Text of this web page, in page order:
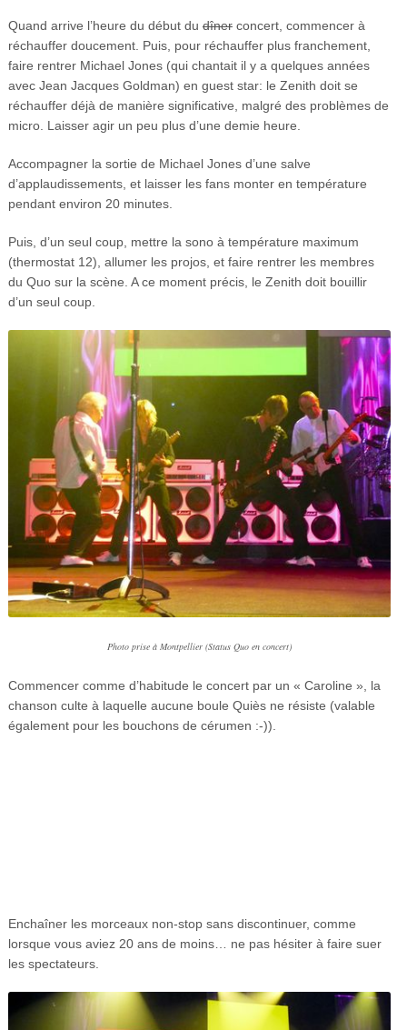
Quand arrive l’heure du début du dînerconcert, commencer à
réchauffer doucement. Puis, pour réchauffer plus franchement,
faire rentrer Michael Jones (qui chantait il y a quelques années
avec Jean Jacques Goldman) en guest star: le Zenith doit se
réchauffer déjà de manière significative, malgré des problèmes de
micro. Laisser agir un peu plus d’une demie heure.
Accompagner la sortie de Michael Jones d’une salve
d’applaudissements, et laisser les fans monter en température
pendant environ 20 minutes.
Puis, d’un seul coup, mettre la sono à température maximum
(thermostat 12), allumer les projos, et faire rentrer les membres
du Quo sur la scène. A ce moment précis, le Zenith doit bouillir
d’un seul coup.
Photo prise à Montpellier (Status Quo en concert)
Commencer comme d’habitude le concert par un « Caroline », la
chanson culte à laquelle aucune boule Quiès ne résiste (valable
également pour les bouchons de cérumen :-)).
Enchaîner les morceaux non-stop sans discontinuer, comme
lorsque vous aviez 20 ans de moins… ne pas hésiter à faire suer
les spectateurs.